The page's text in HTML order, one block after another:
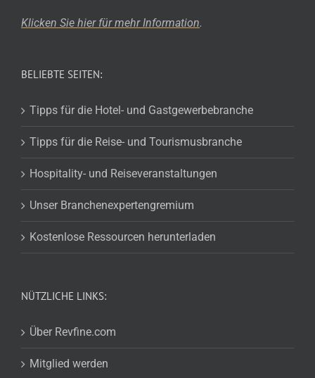
Klicken Sie hier für mehrInformation.
BELIEBTE SEITEN:
Tipps für die Hotel- und Gastgewerbebranche
Tipps für die Reise- und Tourismusbranche
Hospitality- und Reiseveranstaltungen
Unser Branchenexpertengremium
Kostenlose Ressourcen herunterladen
NÜTZLICHE LINKS:
Über Revfine.com
Mitglied werden